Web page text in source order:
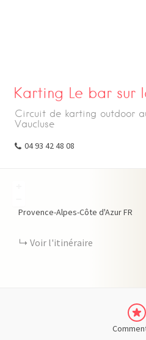
Karting Le bar sur
Circuit de karting outdoor
Vaucluse
04 93 42 48 08
Provence-Alpes-Côte d'AzurFR
Voir l'itinéraire